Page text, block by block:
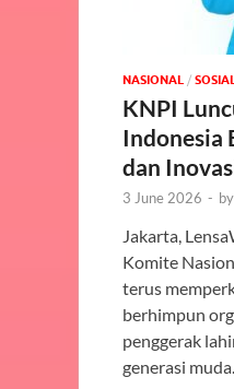
NASIONAL /
KNPI
Indonesia
dan
3 June 2026 - by
Jakarta,
Komite
terus
berhimpun
penggerak
generasi